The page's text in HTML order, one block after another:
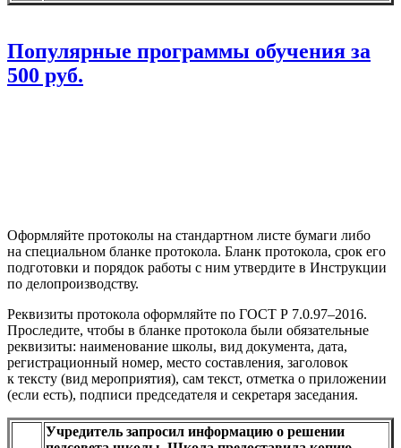
Популярные программы обучения за
500 руб.
Оформляйте протоколы на стандартном листе бумаги либо
на специальном бланке протокола. Бланк протокола, срок его
подготовки и порядок работы с ним утвердите в Инструкции
по делопроизводству.
Реквизиты протокола оформляйте по ГОСТ Р 7.0.97–2016.
Проследите, чтобы в бланке протокола были обязательные
реквизиты: наименование школы, вид документа, дата,
регистрационный номер, место составления, заголовок
к тексту (вид мероприятия), сам текст, отметка о приложении
(если есть), подписи председателя и секретаря заседания.
Учредитель запросил информацию о решении